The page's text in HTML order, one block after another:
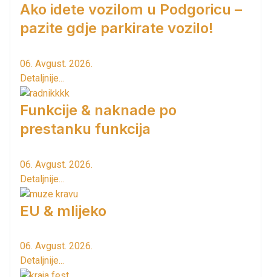
Ako idete vozilom u Podgoricu –
pazite gdje parkirate vozilo!
06. Avgust. 2026.
Detaljnije...
Funkcije & naknade po
prestanku funkcija
06. Avgust. 2026.
Detaljnije...
EU & mlijeko
06. Avgust. 2026.
Detaljnije...